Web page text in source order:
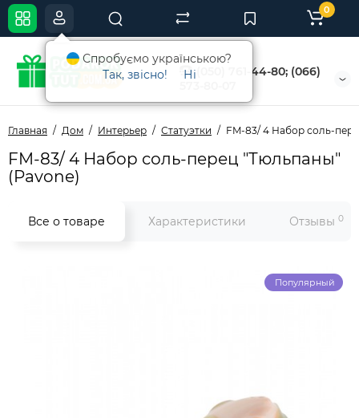
(050) 761-44-80; (066)
0
Главная Дом Интерьер Статуэтки FM-83/ 4 Набор соль-
FM-83/ 4 Набор соль-перец "Тюльпаны"
(Pavone)
Все о товаре Характеристики Отзывы 0
Популярный
Спробуємо українською?
Так, звісно!
Ні